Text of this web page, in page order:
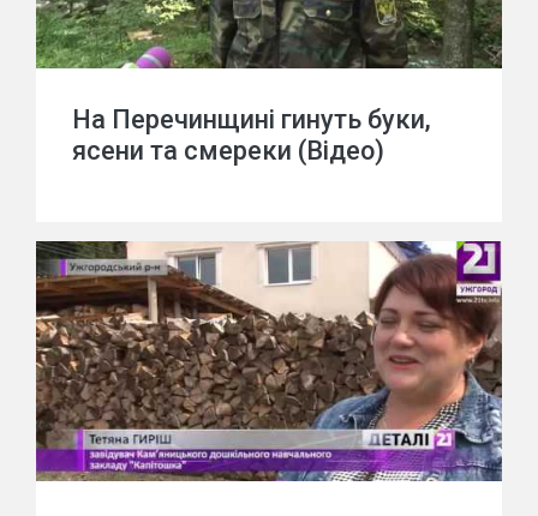
На Перечинщині гинуть буки,
ясени та смереки (Відео)